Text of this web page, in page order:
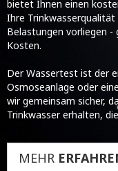
bietet Ihnen einen
Ihre
Belastungen vorliegen -
Kosten.
Der Wassertest ist der
Osmoseanlage oder
wir gemeinsam sicher,
Trinkwasser erhalten,
MEHR